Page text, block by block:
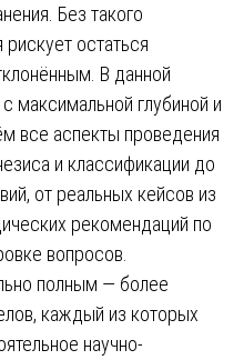
Без такого
остаться
В данной
максимальной глубиной и
все аспекты проведения
и классификации до
от реальных кейсов из
рекомендаций по
вопросов.
полным — более
каждый из которых
научно-